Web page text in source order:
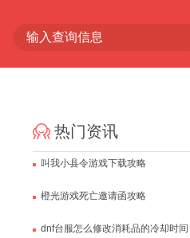
小游戏专区
热门资讯
叫我小县令游戏下载攻略
橙光游戏死亡邀请函攻略
dnf台服怎么修改消耗品的冷却时